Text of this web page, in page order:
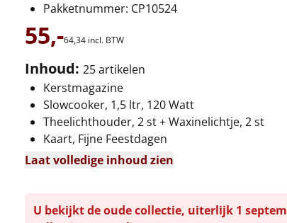
Pakketnummer: CP10524
55,-64,34 incl. BTW
Inhoud: 25 artikelen
Kerstmagazine
Slowcooker, 1,5 ltr, 120 Watt
Theelichthouder, 2 st + Waxinelichtje, 2 st
Kaart, Fijne Feestdagen
Laat volledige inhoud zien
U bekijkt de oude collectie, uiterlijk 1